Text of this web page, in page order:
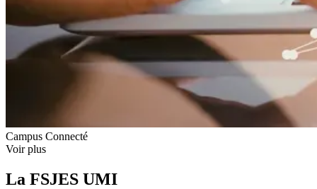
Campus Connecté
Voir plus
La FSJES UMI